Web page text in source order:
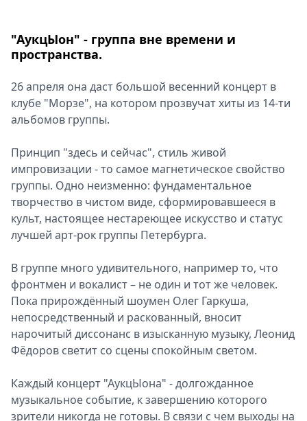
"АукцЫон" - группа вне времени и
пространства.
26 апреля она даст большой весенний концерт в
клубе "Морзе", на котором прозвучат хиты из 14-ти
альбомов группы.
Принцип "здесь и сейчас", стиль живой
импровизации - то самое магнетическое свойство
группы. Одно неизменно: фундаментальное
творчество в чистом виде, сформировавшееся в
культ, настоящее нестареющее искусство и статус
лучшей арт-рок группы Петербурга.
В группе много удивительного, например то, что
фронтмен и вокалист – не один и тот же человек.
Пока прирождённый шоумен Олег Гаркуша,
непосредственный и раскованный, вносит
нарочитый диссонанс в изысканную музыку, Леонид
Фёдоров светит со сцены спокойным светом.
Каждый концерт "АукцЫона" - долгожданное
музыкальное событие, к завершению которого
зрители никогда не готовы. В связи с чем выходы на